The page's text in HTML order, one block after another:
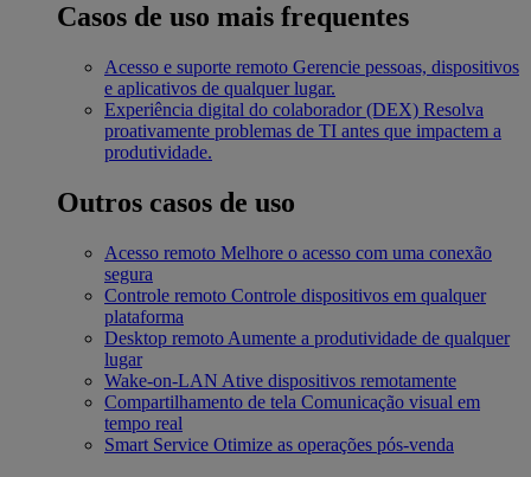
Casos de uso mais frequentes
Acesso e suporte remoto Gerencie pessoas, dispositivos
e aplicativos de qualquer lugar.
Experiência digital do colaborador (DEX) Resolva
proativamente problemas de TI antes que impactem a
produtividade.
Outros casos de uso
Acesso remoto Melhore o acesso com uma conexão
segura
Controle remoto Controle dispositivos em qualquer
plataforma
Desktop remoto Aumente a produtividade de qualquer
lugar
Wake-on-LAN Ative dispositivos remotamente
Compartilhamento de tela Comunicação visual em
tempo real
Smart Service Otimize as operações pós-venda